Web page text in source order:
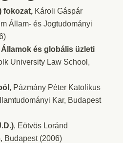
fokozat,Károli Gáspár
Állam- és Jogtudományi
Államok és globális üzleti
University Law School,
, Pázmány Péter Katolikus
Kar, Budapest
, Eötvös Loránd
Budapest (2006)